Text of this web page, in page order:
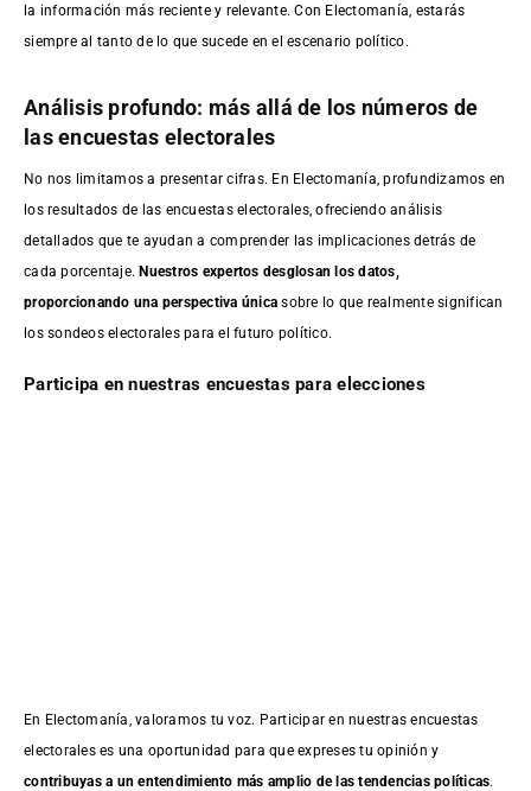
la información más reciente y relevante. Con Electomanía, estarás
siempre al tanto de lo que sucede en el escenario político.
Análisis profundo: más allá de los números de
las encuestas electorales
No nos limitamos a presentar cifras. En Electomanía, profundizamos en
los resultados de las encuestas electorales, ofreciendo análisis
detallados que te ayudan a comprender las implicaciones detrás de
cada porcentaje.Nuestros expertos desglosan los datos,
proporcionando una perspectiva única sobre lo que realmente significan
los sondeos electorales para el futuro político.
Participa en nuestras encuestas para elecciones
En Electomanía, valoramos tu voz. Participar en nuestras encuestas
electorales es una oportunidad para que expreses tu opinión y
contribuyas a un entendimiento más amplio de las tendencias políticas.